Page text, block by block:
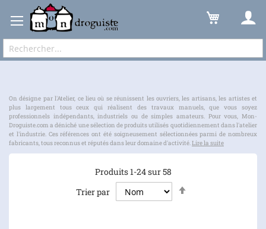
Expédition sous 48 à 72h et frais de port à partir de 6,90 € !
Hygiène de la maison
On désigne par l'Atelier, ce lieu où se réunissent les ouvriers, les artisans, les artistes et
plus largement tous ceux qui réalisent des travaux manuels, que vous soyez
professionnels indépendants, industriels ou de simples amateurs. Pour vous, Mon-
Droguiste.com a déniché une sélection de produits utilisés quotidiennement dans l'atelier
et l'industrie. Ces références ont été soigneusement sélectionnées parmi de nombreux
fabricants, tous reconnus et réputés dans leur domaine d'activité.Lire la suite
Produits1-24sur58
Trier par